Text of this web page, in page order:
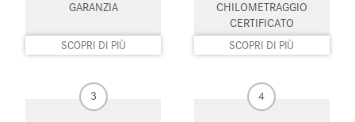
Regolazione elettrica del sedile
Regolazione elettrica sedili
Riconoscimento dei segnali
Schermo multifunzione
Sedile posteriore sdoppiato Sedili riscaldati
GARANZIA
SCOPRI DI PIÙ
CHILOMETRAGGIO
CERTIFICATO
SCOPRI DI PIÙ
3 4